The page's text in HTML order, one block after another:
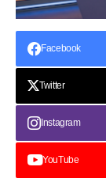
Facebook
Twitter
Instagram
YouTube